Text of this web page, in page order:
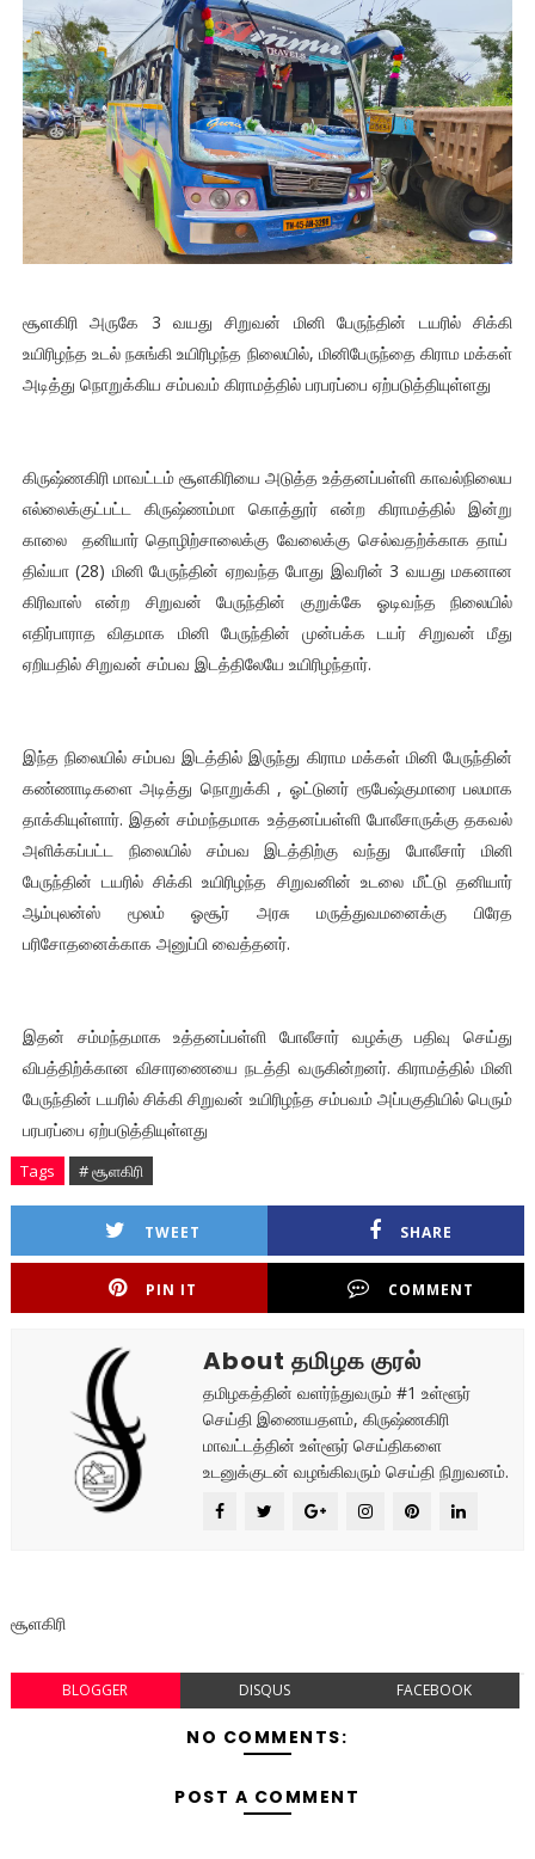
சூளகிரி அருகே 3 வயது சிறுவன் மினி பேருந்தின் டயரில் சிக்கி
உயிரிழந்த உடல் நசுங்கி உயிரிழந்த நிலையில், மினிபேருந்தை கிராம மக்கள்
அடித்து நொறுக்கிய சம்பவம் கிராமத்தில் பரபரப்பை ஏற்படுத்தியுள்ளது
கிருஷ்ணகிரி மாவட்டம் சூளகிரியை அடுத்த உத்தனப்பள்ளி காவல்நிலைய
எல்லைக்குட்பட்ட கிருஷ்ணம்மா கொத்தூர் என்ற கிராமத்தில் இன்று
காலை தனியார் தொழிற்சாலைக்கு வேலைக்கு செல்வதற்க்காக தாய்
திவ்யா (28) மினி பேருந்தின் ஏறவந்த போது இவரின் 3 வயது மகனான
கிரிவாஸ் என்ற சிறுவன் பேருந்தின் குறுக்கே ஓடிவந்த நிலையில்
எதிர்பாராத விதமாக மினி பேருந்தின் முன்பக்க டயர் சிறுவன் மீது
ஏறியதில் சிறுவன் சம்பவ இடத்திலேயே உயிரிழந்தார்.
இந்த நிலையில் சம்பவ இடத்தில் இருந்து கிராம மக்கள் மினி பேருந்தின்
கண்ணாடிகளை அடித்து நொறுக்கி , ஓட்டுனர் ரூபேஷ்குமாரை பலமாக
தாக்கியுள்ளார். இதன் சம்மந்தமாக உத்தனப்பள்ளி போலீசாருக்கு தகவல்
அளிக்கப்பட்ட நிலையில் சம்பவ இடத்திற்கு வந்து போலீசார் மினி
பேருந்தின் டயரில் சிக்கி உயிரிழந்த சிறுவனின் உடலை மீட்டு தனியார்
ஆம்புலன்ஸ் மூலம் ஓசூர் அரசு மருத்துவமனைக்கு பிரேத
பரிசோதனைக்காக அனுப்பி வைத்தனர்.
இதன் சம்மந்தமாக உத்தனப்பள்ளி போலீசார் வழக்கு பதிவு செய்து
விபத்திற்க்கான விசாரணையை நடத்தி வருகின்றனர். கிராமத்தில் மினி
பேருந்தின் டயரில் சிக்கி சிறுவன் உயிரிழந்த சம்பவம் அப்பகுதியில் பெரும்
பரபரப்பை ஏற்படுத்தியுள்ளது
Tags # சூளகிரி
TWEET SHARE
PIN IT COMMENT
About தமிழக குரல்
தமிழகத்தின் வளர்ந்துவரும் #1 உள்ளூர்
செய்தி இணையதளம், கிருஷ்ணகிரி
மாவட்டத்தின் உள்ளூர் செய்திகளை
உடனுக்குடன் வழங்கிவரும் செய்தி நிறுவனம்.
சூளகிரி
BLOGGER DISQUS FACEBOOK
NO COMMENTS:
POST A COMMENT